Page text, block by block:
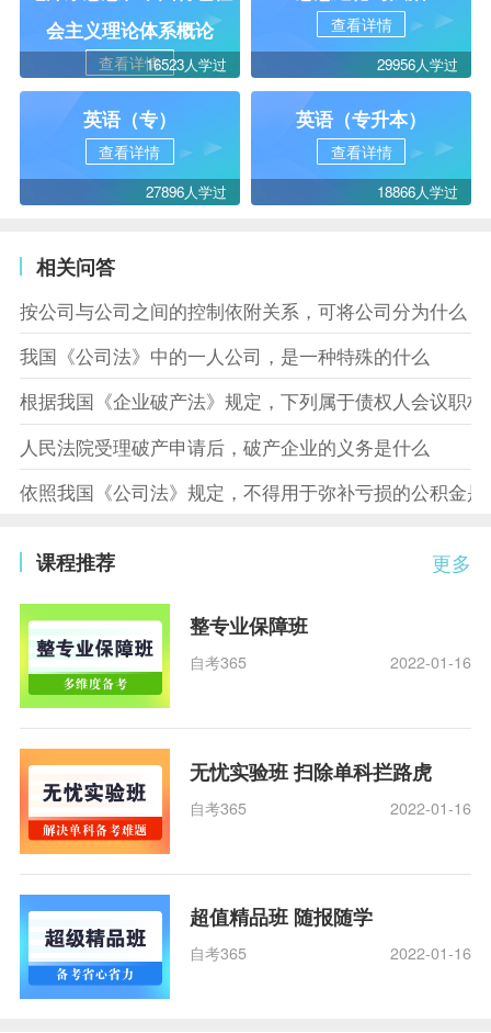
会主义理论体系概论
查看详情16523人学过
查看详情
29956人学过
英语（专）
查看详情
27896人学过
英语（专升本）
查看详情
18866人学过
相关问答
按公司与公司之间的控制依附关系，可将公司分为什么
我国《公司法》中的一人公司，是一种特殊的什么
根据我国《企业破产法》规定，下列属于债权人会议职
人民法院受理破产申请后，破产企业的义务是什么
依照我国《公司法》规定，不得用于弥补亏损的公积金是
更多
课程推荐
整专业保障班
自考365 2022-01-16
无忧实验班 扫除单科拦路虎
自考365 2022-01-16
超值精品班 随报随学
自考365 2022-01-16